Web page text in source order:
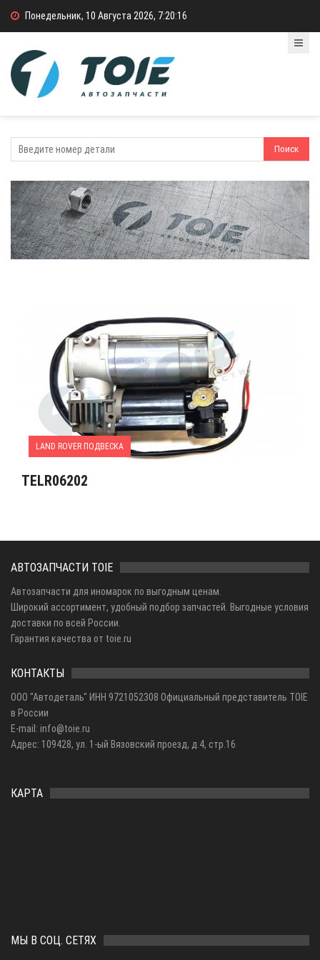
Понедельник, 10 Августа 2026, 7:20:16
LAND ROVER ПОДВЕСКА
TELR06202
АВТОЗАПЧАСТИ TOIE
Автозапчасти для иномарок по выгодным ценам.
Широкий ассортимент, удобный подбор запчастей. Выгодные условия
доставки по всей России.
Гарантия качества от toie.ru
КОНТАКТЫ
ООО "Автодеталь" ИНН 9721052308 Официальный представитель TOIE
в России
E-mail: info@toie.ru
Адрес: 109428, ул. 1-ый Вязовский проезд, д.4, стр.16
КАРТА
МЫ В СОЦ. СЕТЯХ